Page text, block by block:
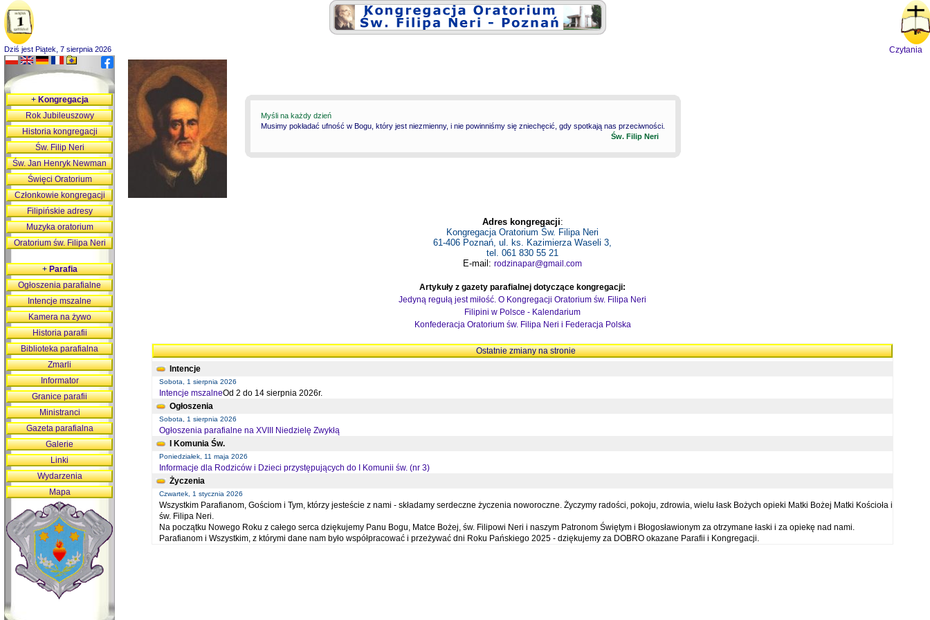
Dziś jest Piątek, 7 sierpnia 2026 Czytania
Myśli na każdy dzień
Musimy pokładać ufność w Bogu, który jest niezmienny, i nie powinniśmy się zniechęcić, gdy spotkają nas przeciwności.
Św. Filip Neri
Adres kongregacji:
Kongregacja Oratorium Św. Filipa Neri
61-406 Poznań, ul. ks. Kazimierza Waseli 3,
tel. 061 830 55 21
E-mail: rodzinapar@gmail.com
Artykuły z gazety parafialnej dotyczące kongregacji:
Jedyną regułą jest miłość. O Kongregacji Oratorium św. Filipa Neri
Filipini w Polsce - Kalendarium
Konfederacja Oratorium św. Filipa Neri i Federacja Polska
Ostatnie zmiany na stronie
Intencje
Sobota, 1 sierpnia 2026
Intencje mszalneOd 2 do 14 sierpnia 2026r.
Ogłoszenia
Sobota, 1 sierpnia 2026
Ogłoszenia parafialne na XVIII Niedzielę Zwykłą
I Komunia Św.
Poniedziałek, 11 maja 2026
Informacje dla Rodziców i Dzieci przystępujących do I Komunii św. (nr 3)
Życzenia
Czwartek, 1 stycznia 2026
Wszystkim Parafianom, Gościom i Tym, którzy jesteście z nami - składamy serdeczne życzenia noworoczne. Życzymy radości, pokoju, zdrowia, wielu łask Bożych opieki Matki Bożej Matki Kościoła i
św. Filipa Neri.
Na początku Nowego Roku z całego serca dziękujemy Panu Bogu, Matce Bożej, św. Filipowi Neri i naszym Patronom Świętym i Błogosławionym za otrzymane łaski i za opiekę nad nami.
Parafianom i Wszystkim, z którymi dane nam było współpracować i przeżywać dni Roku Pańskiego 2025 - dziękujemy za DOBRO okazane Parafii i Kongregacji.
+Kongregacja
Rok Jubileuszowy
Historia kongregacji
Św. Filip Neri
Św. Jan Henryk Newman
Święci Oratorium
Członkowie kongregacji
Filipińskie adresy
Muzyka oratorium
Oratorium św. Filipa Neri
+Parafia
Ogłoszenia parafialne
Intencje mszalne
Kamera na żywo
Historia parafii
Biblioteka parafialna
Zmarli
Informator
Granice parafii
Ministranci
Gazeta parafialna
Galerie
Linki
Wydarzenia
Mapa